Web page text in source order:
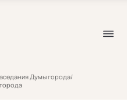
Думы города/